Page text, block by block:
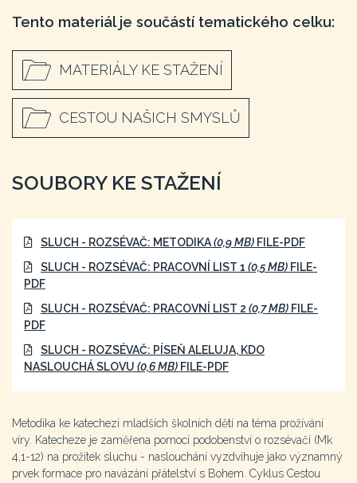
Tento materiál je součástí tematického celku:
MATERIÁLY KE STAŽENÍ
CESTOU NAŠICH SMYSLŮ
SOUBORY KE STAŽENÍ
SLUCH - ROZSÉVAČ: METODIKA(0,9 MB) FILE-PDF
SLUCH - ROZSÉVAČ: PRACOVNÍ LIST 1 (0,5 MB) FILE-
PDF
SLUCH - ROZSÉVAČ: PRACOVNÍ LIST 2 (0,7 MB) FILE-
PDF
SLUCH - ROZSÉVAČ: PÍSEŇ ALELUJA, KDO
NASLOUCHÁ SLOVU (0,6 MB) FILE-PDF
Metodika ke katechezi mladších školních dětí na téma prožívání
víry. Katecheze je zaměřena pomocí podobenství o rozsévači (Mk
4,1-12) na prožitek sluchu - naslouchání vyzdvihuje jako významný
prvek formace pro navázání přátelství s Bohem. Cyklus Cestou